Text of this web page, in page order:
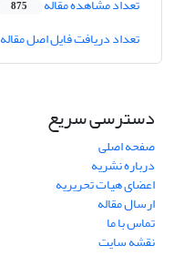
تعداد مشاهده مقاله 875
تعداد دریافت فایل اصل مقاله
دسترسی سریع
صفحه اصلی
درباره نشریه
اعضای هیات تحریریه
ارسال مقاله
تماس با ما
نقشه سایت